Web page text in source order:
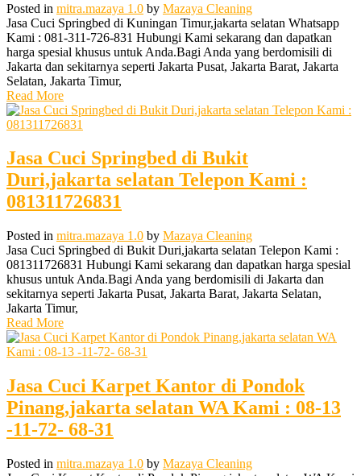
Posted in mitra.mazaya 1.0 by Mazaya Cleaning
Jasa Cuci Springbed di Kuningan Timur,jakarta selatan Whatsapp
Kami : 081-311-726-831 Hubungi Kami sekarang dan dapatkan
harga spesial khusus untuk Anda.Bagi Anda yang berdomisili di
Jakarta dan sekitarnya seperti Jakarta Pusat, Jakarta Barat, Jakarta
Selatan, Jakarta Timur,
Read More
Jasa Cuci Springbed di Bukit
Duri,jakarta selatan Telepon Kami :
081311726831
Posted in mitra.mazaya 1.0 by Mazaya Cleaning
Jasa Cuci Springbed di Bukit Duri,jakarta selatan Telepon Kami :
081311726831 Hubungi Kami sekarang dan dapatkan harga spesial
khusus untuk Anda.Bagi Anda yang berdomisili di Jakarta dan
sekitarnya seperti Jakarta Pusat, Jakarta Barat, Jakarta Selatan,
Jakarta Timur,
Read More
Jasa Cuci Karpet Kantor di Pondok
Pinang,jakarta selatan WA Kami : 08-13
-11-72- 68-31
Posted in mitra.mazaya 1.0 by Mazaya Cleaning